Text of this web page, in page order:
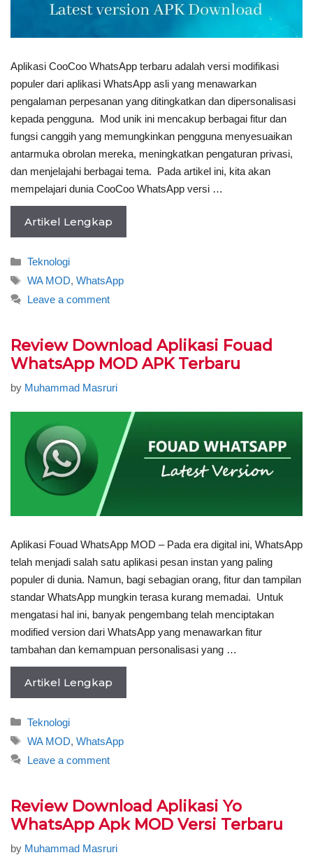
Aplikasi CooCoo WhatsApp terbaru adalah versi modifikasi
populer dari aplikasi WhatsApp asli yang menawarkan
pengalaman perpesanan yang ditingkatkan dan dipersonalisasi
kepada pengguna. Mod unik ini mencakup berbagai fitur dan
fungsi canggih yang memungkinkan pengguna menyesuaikan
antarmuka obrolan mereka, meningkatkan pengaturan privasi,
dan menjelajahi berbagai tema. Pada artikel ini, kita akan
mempelajari dunia CooCoo WhatsApp versi …
Artikel Lengkap
Categories
Teknologi
Tags
WA MOD, WhatsApp
Leave a comment
Review Download Aplikasi Fouad
WhatsApp MOD APK Terbaru
by Muhammad Masruri
Aplikasi Fouad WhatsApp MOD – Pada era digital ini, WhatsApp
telah menjadi salah satu aplikasi pesan instan yang paling
populer di dunia. Namun, bagi sebagian orang, fitur dan tampilan
standar WhatsApp mungkin terasa kurang memadai. Untuk
mengatasi hal ini, banyak pengembang telah menciptakan
modified version dari WhatsApp yang menawarkan fitur
tambahan dan kemampuan personalisasi yang …
Artikel Lengkap
Categories
Teknologi
Tags
WA MOD, WhatsApp
Leave a comment
Review Download Aplikasi Yo
WhatsApp Apk MOD Versi Terbaru
by Muhammad Masruri